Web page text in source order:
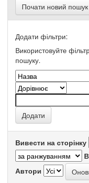
Почати новий пошук
Додати фільтри:
Використовуйте
пошуку.
Вивести на сторінку
Автори